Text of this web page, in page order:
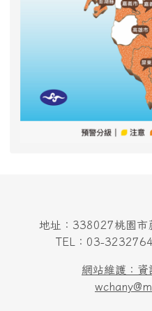
地址：338027桃園市
TEL：03-
網站維護：資